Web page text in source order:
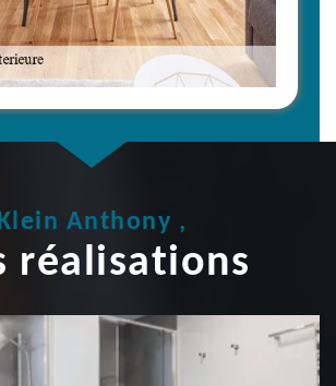
Anthony ,
réalisations